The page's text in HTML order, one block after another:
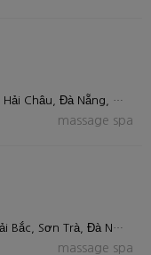
122 Yên Bái, Phước Ninh, Hải Châu, Đà Nẵng, Việt Nam
massage spa
66 Phạm Cự Lượng, An Hải Bắc, Sơn Trà, Đà Nẵng
massage spa